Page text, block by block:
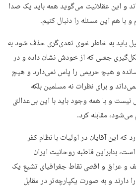
و این عقلانیت می‌گوید همه باید یک صدا
و با هم این مسئله را دنبال کنیم.
باید به خاطر خوی تعدی‌گری حذف شود به
جعلی که از خودش نشان داده و در
و هیچ حریمی را پاس نمی‌دارد و هیچ
و برای نظرات نه مسلمین بلکه
نیست و با همه وجود باید با این بی‌عدالتی
مقابله کرد.
این آقایان در اولیات با نظام کفر
بنابراین قاطبه روحانیت ایران
و عراق و اقصی نقاط جغرافیای تشیع یک
را دارند و به صورت یکپارچه‌تر در مقابل